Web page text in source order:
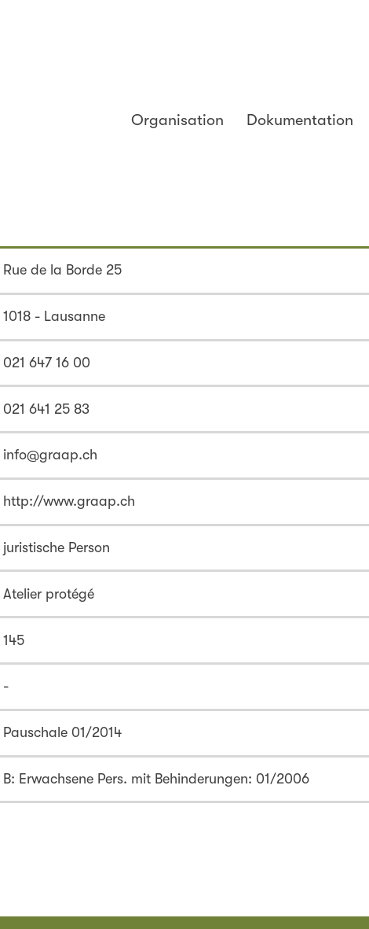
Organisation Dokumentation
Rue de la Borde 25
1018 - Lausanne
021 647 16 00
021 641 25 83
info@graap.ch
http://www.graap.ch
juristische Person
Atelier protégé
145
-
Pauschale 01/2014
B: Erwachsene Pers. mit Behinderungen: 01/2006